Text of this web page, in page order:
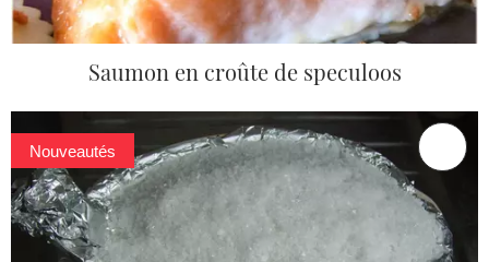
Saumon en croûte de speculoos
Nouveautés